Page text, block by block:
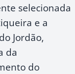
selecionada
e a
Jordão,
da
do